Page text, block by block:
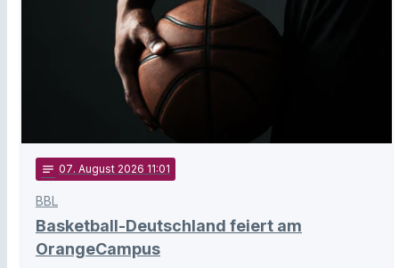
notes 07. August 2026 11:01
BBL
Basketball-Deutschland feiert am
OrangeCampus